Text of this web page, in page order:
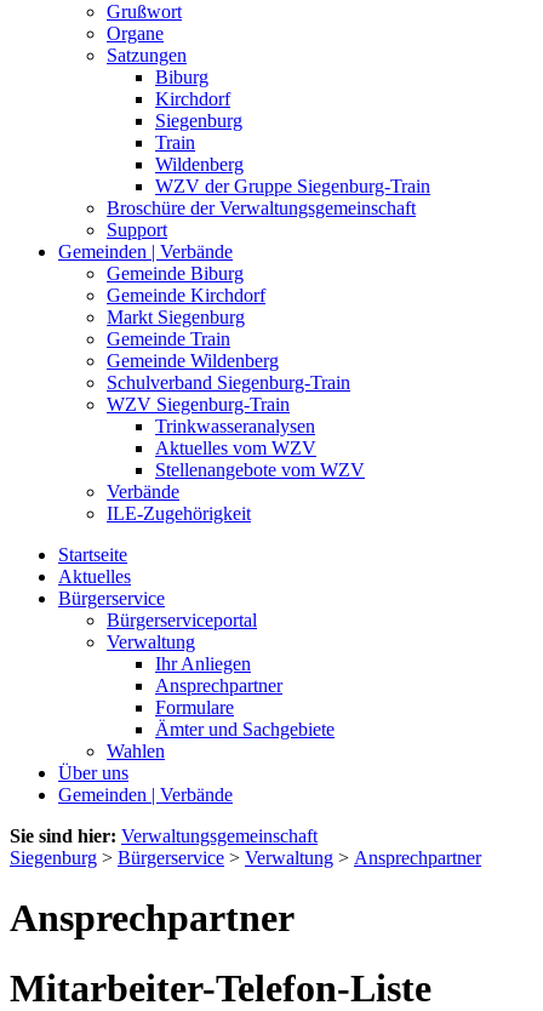
Grußwort
Organe
Satzungen
Biburg
Kirchdorf
Siegenburg
Train
Wildenberg
WZV der Gruppe Siegenburg-Train
Broschüre der Verwaltungsgemeinschaft
Support
Gemeinden | Verbände
Gemeinde Biburg
Gemeinde Kirchdorf
Markt Siegenburg
Gemeinde Train
Gemeinde Wildenberg
Schulverband Siegenburg-Train
WZV Siegenburg-Train
Trinkwasseranalysen
Aktuelles vom WZV
Stellenangebote vom WZV
Verbände
ILE-Zugehörigkeit
Startseite
Aktuelles
Bürgerservice
Bürgerserviceportal
Verwaltung
Ihr Anliegen
Ansprechpartner
Formulare
Ämter und Sachgebiete
Wahlen
Über uns
Gemeinden | Verbände
Sie sind hier: Verwaltungsgemeinschaft
Siegenburg > Bürgerservice > Verwaltung > Ansprechpartner
Ansprechpartner
Mitarbeiter-Telefon-Liste